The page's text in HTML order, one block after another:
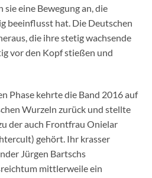
sie eine Bewegung an, die
beeinflusst hat. Die Deutschen
die ihre stetig wachsende
vor den Kopf stießen und
Phase kehrte die Band 2016 auf
Wurzeln zurück und stellte
der auch Frontfrau Onielar
gehört. Ihr krasser
Jürgen Bartschs
mittlerweile ein